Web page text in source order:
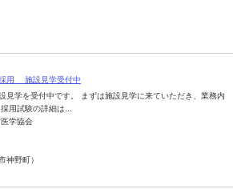
採用 施設見学受付中
見学を受付中です。 まずは施設見学に来ていただき、業務内
用試験の詳細は...
学協会
神野町）